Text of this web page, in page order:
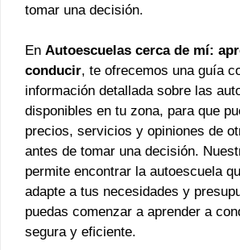
tomar una decisión.
En Autoescuelas cerca de mí:
conducir, te ofrecemos una guía
información detallada sobre las
disponibles en tu zona, para que
precios, servicios y opiniones de
antes de tomar una decisión.
permite encontrar la autoescuela
adapte a tus necesidades y
puedas comenzar a aprender a
segura y eficiente.